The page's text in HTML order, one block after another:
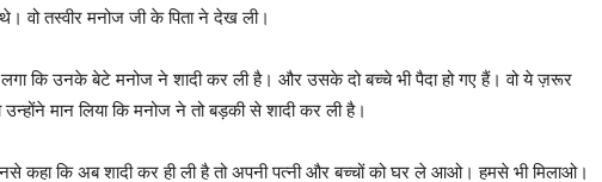
वो तस्वीर मनोज जी के पिता ने देख ली।
लगा कि उनके बेटे मनोज ने शादी कर ली है। और उसके दो बच्चे भी पैदा हो गए हैं। वो ये ज़रूर
मान लिया कि मनोज ने तो बड़की से शादी कर ली है।
कहा कि अब शादी कर ही ली है तो अपनी पत्नी और बच्चों को घर ले आओ। हमसे भी मिलाओ।